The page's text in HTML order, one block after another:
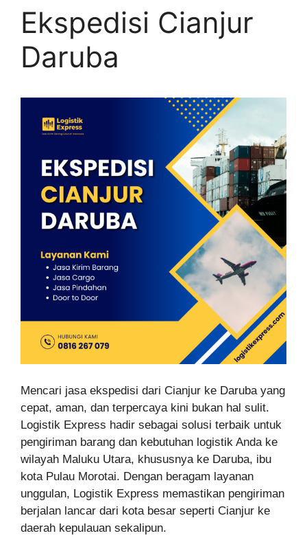
Ekspedisi Cianjur
Daruba
Mencari jasa ekspedisi dari Cianjur ke Daruba yang
cepat, aman, dan terpercaya kini bukan hal sulit.
Logistik Express hadir sebagai solusi terbaik untuk
pengiriman barang dan kebutuhan logistik Anda ke
wilayah Maluku Utara, khususnya ke Daruba, ibu
kota Pulau Morotai. Dengan beragam layanan
unggulan, Logistik Express memastikan pengiriman
berjalan lancar dari kota besar seperti Cianjur ke
daerah kepulauan sekalipun.